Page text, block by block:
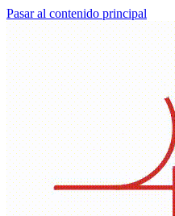
Pasar al contenido principal